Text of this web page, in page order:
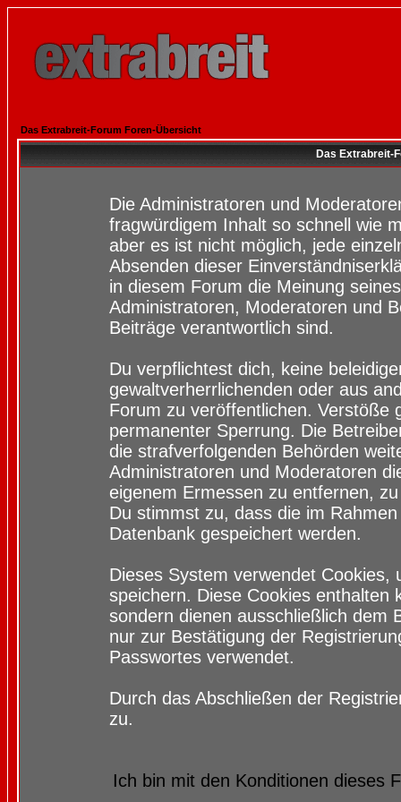
Das Extrabreit-Forum Foren-Übersicht
Das Extrabreit-
Die Administratoren und
fragwürdigem Inhalt so schnell wie
aber es ist nicht möglich, jede
Absenden dieser
in diesem Forum die Meinung
Administratoren, Moderatoren und
Beiträge verantwortlich sind.
Du verpflichtest dich, keine
gewaltverherrlichenden oder aus
Forum zu veröffentlichen. Verstöße
permanenter Sperrung. Die
die strafverfolgenden Behörden
Administratoren und Moderatoren
eigenem Ermessen zu entfernen,
Du stimmst zu, dass die im
Datenbank gespeichert werden.
Dieses System verwendet
speichern. Diese Cookies enthalten
sondern dienen ausschließlich dem
nur zur Bestätigung der
Passwortes verwendet.
Durch das Abschließen der
zu.
Ich bin mit den Konditionen dieses